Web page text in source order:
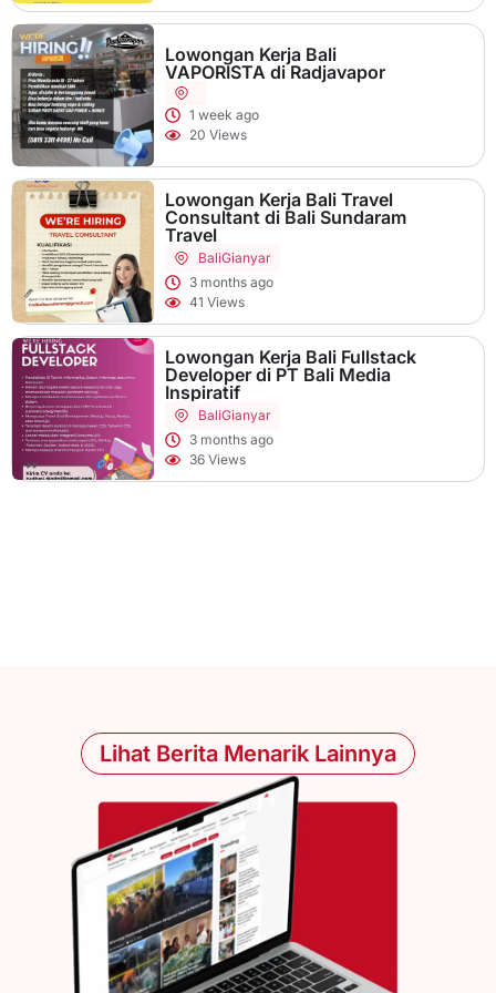
Lowongan Kerja Bali
VAPORISTA di Radjavapor
1 week ago
20 Views
Lowongan Kerja Bali Travel
Consultant di Bali Sundaram
Travel
BaliGianyar
3 months ago
41 Views
Lowongan Kerja Bali Fullstack
Developer di PT Bali Media
Inspiratif
BaliGianyar
3 months ago
36 Views
Lihat Berita Menarik Lainnya